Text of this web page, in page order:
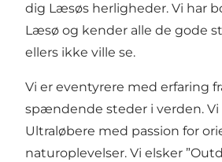
dig Læsøs herligheder. Vi har
Læsø og kender alle de gode
ellers ikke ville se.
Vi er eventyrere med erfaring
spændende steder i verden. Vi
Ultraløbere med passion for
naturoplevelser. Vi elsker